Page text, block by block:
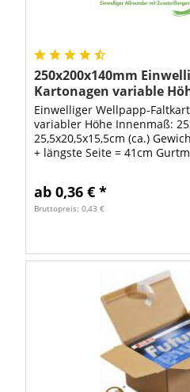
250x200x140mm
Kartonagen variable
Einwelliger Wellpapp-
variabler Höhe Innenmaß:
25,5x20,5x15,5cm (ca.)
+ längste Seite = 41cm
ab 0,36 € *
Bruttopreis: 0,43 €